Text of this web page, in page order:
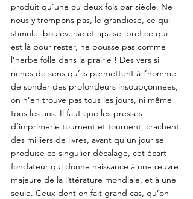
produit qu’une ou deux fois par siècle. Ne
nous y trompons pas, le grandiose, ce qui
stimule, bouleverse et apaise, bref ce qui
est là pour rester, ne pousse pas comme
l’herbe folle dans la prairie ! Des vers si
riches de sens qu’ils permettent à l’homme
de sonder des profondeurs insoupçonnées,
on n’en trouve pas tous les jours, ni même
tous les ans. Il faut que les presses
d’imprimerie tournent et tournent, crachent
des milliers de livres, avant qu’un jour se
produise ce singulier décalage, cet écart
fondateur qui donne naissance à une œuvre
majeure de la littérature mondiale, et à une
seule. Ceux dont on fait grand cas, qu’on